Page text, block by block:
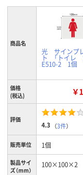
商品名
光 サインプ
ト 「トイレ
E510-2 1個
価格
(税込)
￥
評価
4.3 （3件）
販売単位 1個
製品サイ
ズ（mm）
100×100×2